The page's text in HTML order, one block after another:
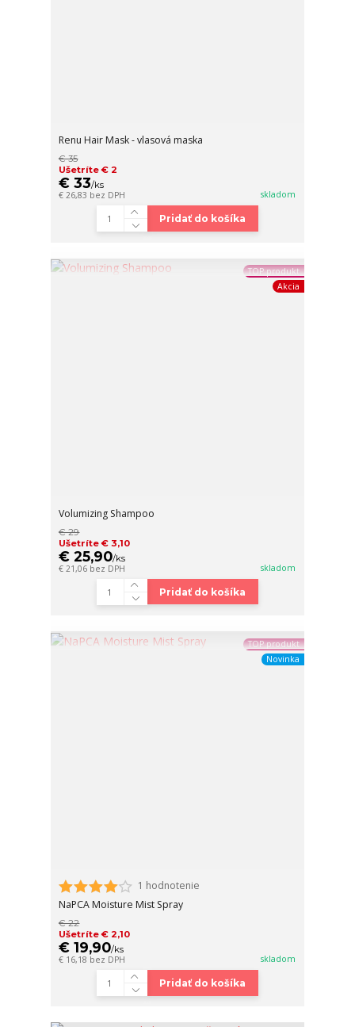
Renu Hair Mask - vlasová maska
€ 35
Ušetríte € 2
€ 33/ks
€ 26,83 bez DPH skladom
Pridať do košíka
TOP produkt
Akcia
Volumizing Shampoo
€ 29
Ušetríte € 3,10
€ 25,90/ks
€ 21,06 bez DPH skladom
Pridať do košíka
TOP produkt
Novinka
1 hodnotenie
NaPCA Moisture Mist Spray
€ 22
Ušetríte € 2,10
€ 19,90/ks
€ 16,18 bez DPH skladom
Pridať do košíka